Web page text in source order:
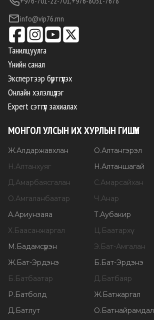
info@vip76.mn
Танилцуулга
Үнийн санал
Экспертээр бүртгүүлэх
Онлайн хэлэлцүүлэг
Expert сэтгүүл захиалах
МОНГОЛ УЛСЫН ИХ ХУРЛЫН ГИШҮҮН
Ж.Алдаржавхлан О.Алтангэрэл
Н.Алтанхуяг Н.Алтаншагай
Д.Амарбаясгалан С.Амарсайхан
О.Амгаланбаатар Ч.Анар
А.Ариунзаяа Т.Аубакир
Х.Баасанжаргал Ц.Баатархүү
М.Бадамсүрэн Э.Бат-Амгалан
Ж.Бат-Эрдэнэ Б.Бат-Эрдэнэ
Б.Батбаатар Д.Батбаяр
Р.Батболд Ж.Батжаргал
Д.Батлут О.Батнайрамдал